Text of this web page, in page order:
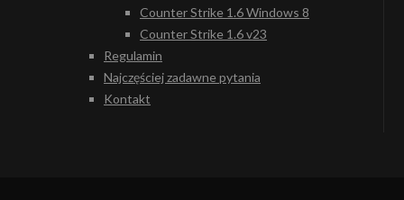
Counter Strike 1.6 Windows 8
Counter Strike 1.6 v23
Regulamin
Najczęściej zadawne pytania
Kontakt